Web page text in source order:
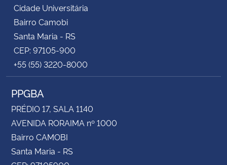
Cidade Universitária
Bairro Camobi
Santa Maria - RS
CEP: 97105-900
+55 (55) 3220-8000
PPGBA
PRÉDIO 17, SALA 1140
AVENIDA RORAIMA nº 1000
Bairro CAMOBI
Santa Maria - RS